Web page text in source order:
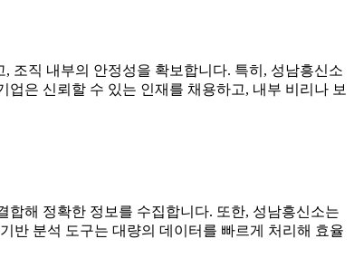
조직 내부의 안정성을 확보합니다. 특히, 성남흥신소
은 신뢰할 수 있는 인재를 채용하고, 내부 비리나 보
해 정확한 정보를 수집합니다. 또한, 성남흥신소는
반 분석 도구는 대량의 데이터를 빠르게 처리해 효율